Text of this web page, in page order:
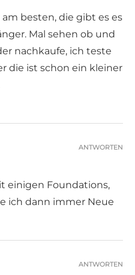
am besten, die gibt es es
Mal sehen ob und
nachkaufe, ich teste
die ist schon ein kleiner
einigen Foundations,
ich dann immer Neue
ANTWORTEN
ANTWORTEN